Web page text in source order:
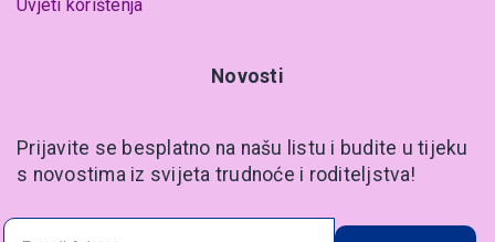
Uvjeti korištenja
Novosti
Prijavite se besplatno na našu listu i budite u tijeku
s novostima iz svijeta trudnoće i roditeljstva!